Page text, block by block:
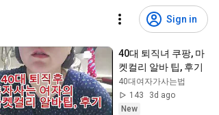
Sign in
40대 퇴직녀 쿠팡, 마
켓컬리 알바 팁, 후기
40대여자가사는법
143
3d ago
New